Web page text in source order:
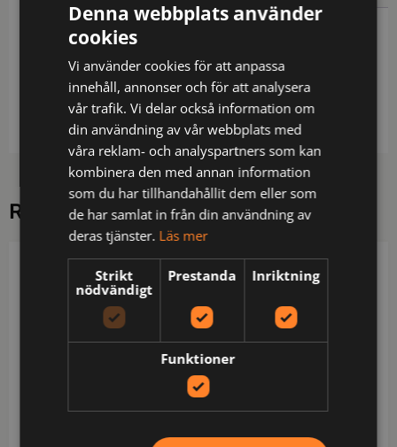
Beskrivning
Hållare på axeln fram och ögla för upphängning.
Se alla våraarbetsvästar&varselvästar
RELATERADE PRODUKTER
REFLECTIL
Denna webbplats använder
cookies
Vi använder cookies för att anpassa
innehåll, annonser och för att analysera
vår trafik. Vi delar också information om
din användning av vår webbplats med
våra reklam- och analyspartners som kan
kombinera den med annan information
som du har tillhandahållit dem eller som
de har samlat in från din användning av
deras tjänster. Läs mer
Strikt
nödvändigt
Prestanda Inriktning
Funktioner